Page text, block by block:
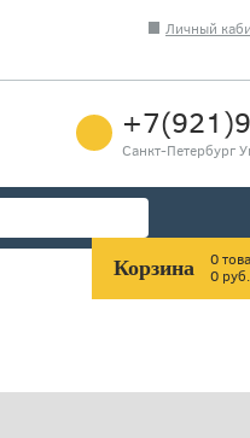
Личный
Санкт-Петербург
Корзина
0
0 руб.